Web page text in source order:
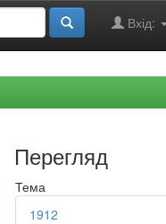
Вхід:
Перегляд
Тема
1912